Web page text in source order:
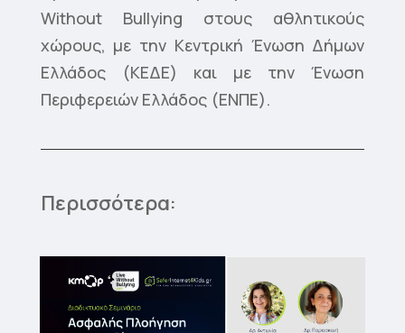
Without Bullying στους αθλητικούς
χώρους, με την Κεντρική Ένωση Δήμων
Ελλάδος (ΚΕΔΕ) και με την Ένωση
Περιφερειών Ελλάδος (ΕΝΠΕ).
Περισσότερα: